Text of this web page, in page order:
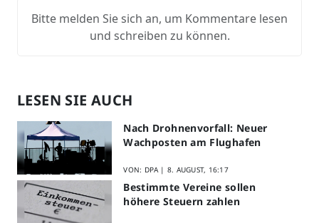
Bitte melden Sie sich an, um Kommentare lesen
und schreiben zu können.
LESEN SIE AUCH
Nach Drohnenvorfall: Neuer
Wachposten am Flughafen
VON: DPA | 8. AUGUST, 16:17
Bestimmte Vereine sollen
höhere Steuern zahlen